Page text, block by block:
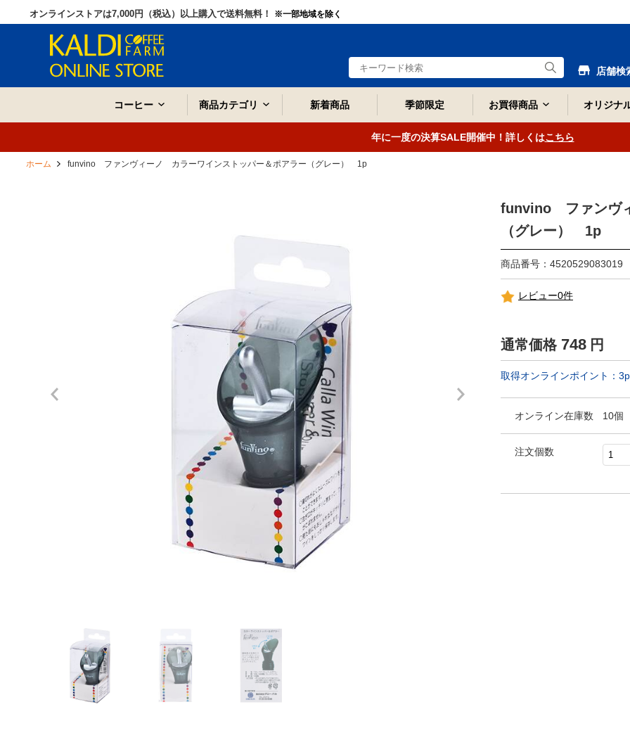
オンラインストアは7,000円（税込）以上購入で送料無料！ ※一部地域を除く
店舗検
コーヒー 商品カテゴリ 新着商品 季節限定 お買得商品 オリジナ
年に一度の決算SALE開催中！詳しくはこちら
ホーム funvino ファンヴィーノ カラーワインストッパー＆ポアラー（グレー） 1p
funvino ファンヴ
（グレー） 1p
商品番号：4520529083019
レビュー0件
通常価格 748 円
取得オンラインポイント： 3
オンライン在庫数 10個
注文個数